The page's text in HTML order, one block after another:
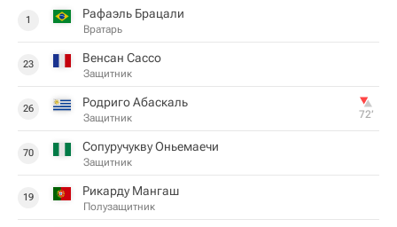
1 Рафаэль Брацали
Вратарь
23 Венсан Сассо
Защитник
26 Родриго Абаскаль
Защитник 72‎’‎
70 Сопуручукву Оньемаечи
Защитник
19 Рикарду Мангаш
Полузащитник